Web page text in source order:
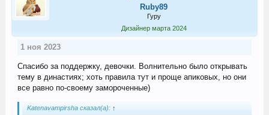
Ruby89
Гуру
Дизайнер марта 2024
1 ноя 2023
Спасибо за поддержку, девочки. Волнительно было открывать
тему в династиях; хоть правила тут и проще апиковых, но они
все равно по-своему замороченные)
Katenavampirsha сказал(а): ↑